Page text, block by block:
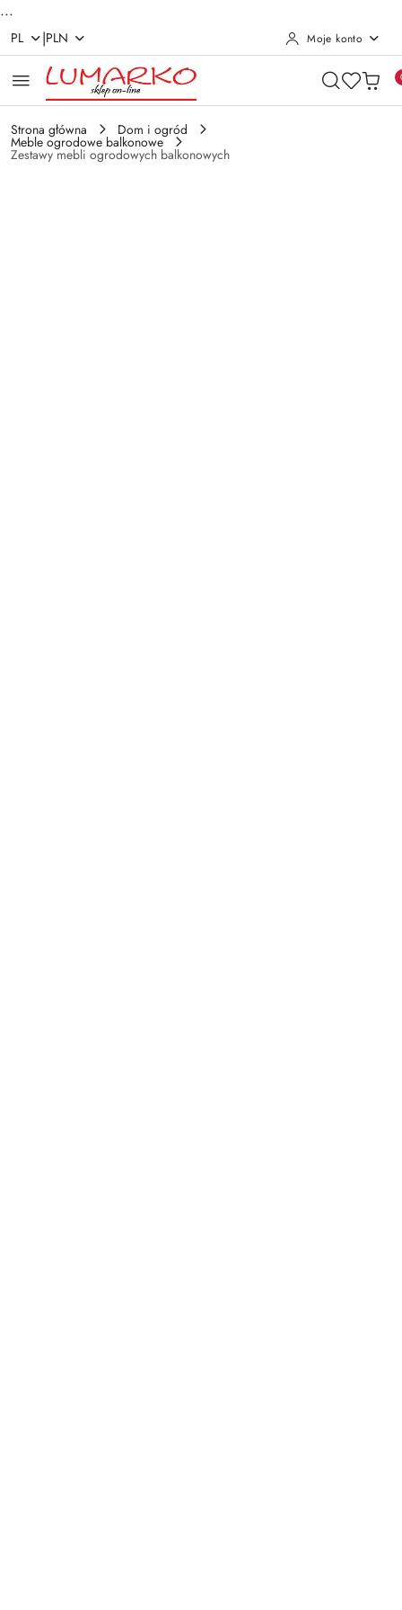
...
Przejdź do treści głównej
Przejdź do wyszukiwarki
Przejdź do moje konto
Przejdź do menu głównego
Przejdź do opisu produktu
Przejdź do stopki
PL |PLN Moje konto
Strona główna Dom i ogród
Meble ogrodowe balkonowe
Zestawy mebli ogrodowych balkonowych